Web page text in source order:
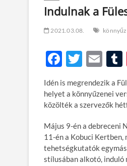
Indulnak a
2021.03.08.
F
e
b
o
o
k
T
itt
er
E
m
ail
u
Idén is megrendezik a
helyet a könnyűzenei
közölték a szervezők
Május 9-én a debreceni
11-én a Kobuci
tehetségkutatók
stílusában alkotó, induló